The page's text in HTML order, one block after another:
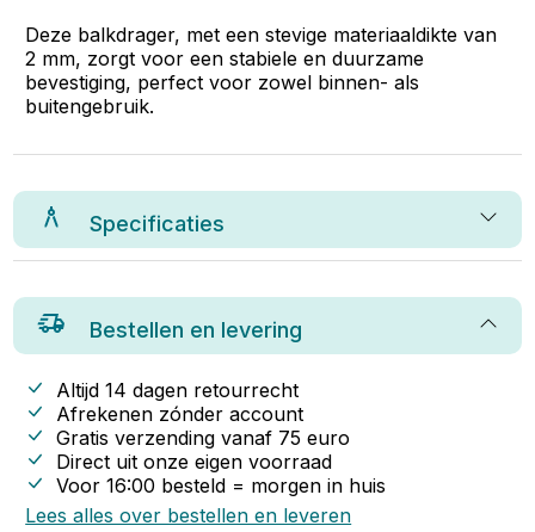
Deze balkdrager, met een stevige materiaaldikte van
2 mm, zorgt voor een stabiele en duurzame
bevestiging, perfect voor zowel binnen- als
buitengebruik.
Specificaties
Bestellen en levering
Altijd 14 dagen retourrecht
Afrekenen zónder account
Gratis verzending vanaf 75 euro
Direct uit onze eigen voorraad
Voor 16:00 besteld = morgen in huis
Lees alles over bestellen en leveren